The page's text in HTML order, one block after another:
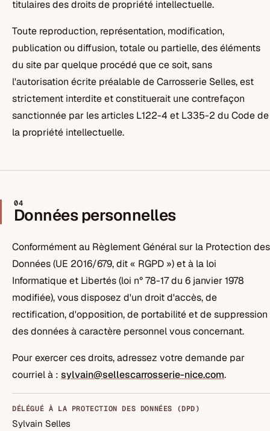
titulaires des droits de propriété intellectuelle.
Toute reproduction, représentation, modification,
publication ou diffusion, totale ou partielle, des éléments
du site par quelque procédé que ce soit, sans
l'autorisation écrite préalable de Carrosserie Selles, est
strictement interdite et constituerait une contrefaçon
sanctionnée par les articles L122-4 et L335-2 du Code de
la propriété intellectuelle.
04
Données personnelles
Conformément au Règlement Général sur la Protection des
Données (UE 2016/679, dit « RGPD ») et à la loi
Informatique et Libertés (loi n° 78-17 du 6 janvier 1978
modifiée), vous disposez d'un droit d'accès, de
rectification, d'opposition, de portabilité et de suppression
des données à caractère personnel vous concernant.
Pour exercer ces droits, adressez votre demande par
courriel à : sylvain@sellescarrosserie-nice.com.
DÉLÉGUÉ À LA PROTECTION DES DONNÉES (DPD)
Sylvain Selles